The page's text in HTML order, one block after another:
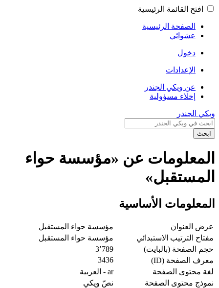
افتح القائمة الرئيسية
الصفحة الرئيسية
عشوائي
دخول
الإعدادات
عن ويكي الجندر
إخلاء مسؤولية
ويكي الجندر
ابحث
المعلومات عن «مؤسسة حواء
المستقبل»
المعلومات الأساسية
عرض العنوان
مؤسسة حواء المستقبل
مفتاح الترتيب الاستبدائي
مؤسسة حواء المستقبل
حجم الصفحة (بالبايت)
3٬789
معرف الصفحة (ID)
3436
لغة محتوى الصفحة
ar - العربية
نموذج محتوى الصفحة
نصّ ويكي